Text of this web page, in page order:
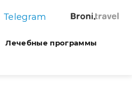
Telegram
Лечебные программы